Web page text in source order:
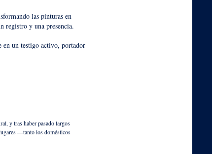
las pinturas en
registro y una presencia.
en un testigo activo, portador
y tras haber pasado largos
—tanto los domésticos